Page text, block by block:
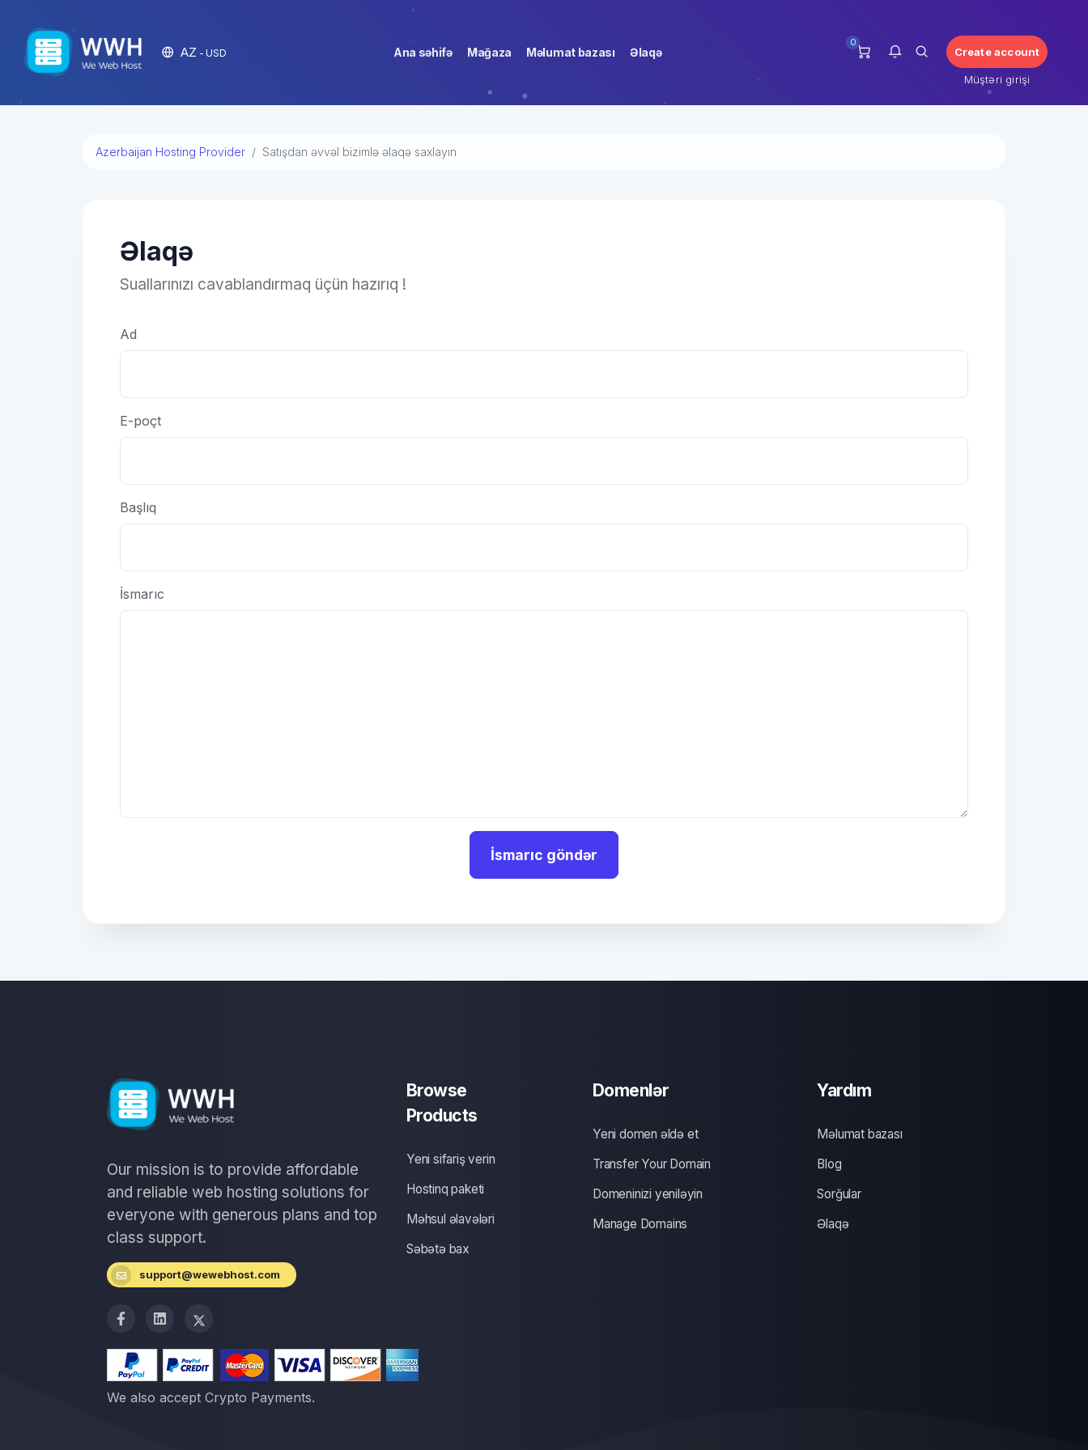
AZ - USD Ana səhifə Mağaza Məlumat bazası Əlaqə
0
Create account
Müştəri girişi
Azerbaijan Hosting Provider Satışdan əvvəl bizimlə əlaqə saxlayın
Əlaqə
Suallarınızı cavablandırmaq üçün hazırıq !
Ad
E-poçt
Başlıq
İsmarıc
İsmarıc göndər
Our mission is to provide affordable
and reliable web hosting solutions for
everyone with generous plans and top
class support.
support@wewebhost.com
We also accept Crypto Payments.
Browse
Products
Yeni sifariş verin
Hostinq paketi
Məhsul əlavələri
Səbətə bax
Domenlər
Yeni domen əldə et
Transfer Your Domain
Domeninizi yeniləyin
Manage Domains
Yardım
Məlumat bazası
Blog
Sorğular
Əlaqə